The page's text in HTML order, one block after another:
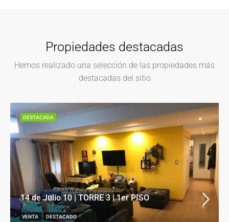
Propiedades destacadas
Hemos realizado una selección de las propiedades más
destacadas del sitio
14 de Julio 10 | TORRE 3 | 1er PISO
VENTA DESTACADO
DESTACADA